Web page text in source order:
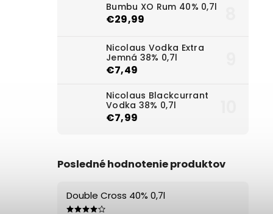
Bumbu XO Rum 40% 0,7l
€29,99
Nicolaus Vodka Extra
Jemná 38% 0,7l
€7,49
Nicolaus Blackcurrant
Vodka 38% 0,7l
€7,99
Posledné hodnotenie produktov
Double Cross 40% 0,7l